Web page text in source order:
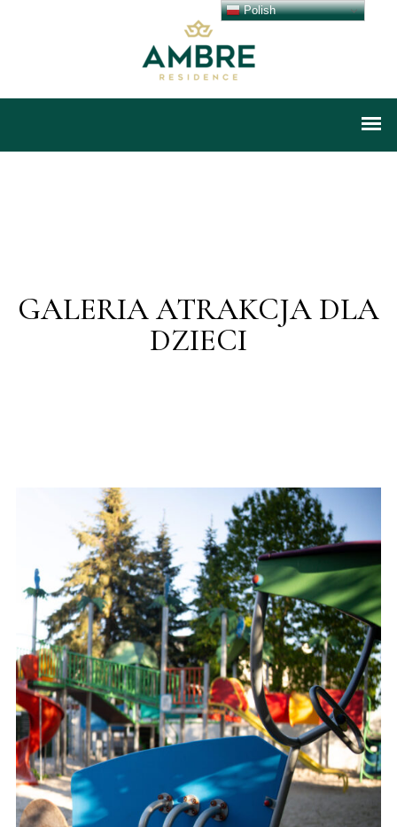
GALERIA ATRAKCJA DLA
DZIECI
Polish